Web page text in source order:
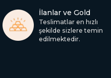
İlanlar ve Gold
Teslimatlar en hızlı
şekilde sizlere temin
edilmektedir.